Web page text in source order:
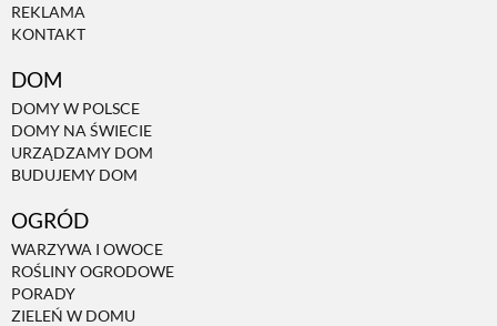
REKLAMA
KONTAKT
DOM
DOMY W POLSCE
DOMY NA ŚWIECIE
URZĄDZAMY DOM
BUDUJEMY DOM
OGRÓD
WARZYWA I OWOCE
ROŚLINY OGRODOWE
PORADY
ZIELEŃ W DOMU